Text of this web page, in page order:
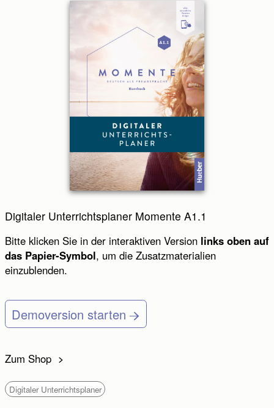
Digitaler Unterrichtsplaner Momente A1.1
Bitte klicken Sie in der interaktiven Version links oben auf
das Papier-Symbol, um die Zusatzmaterialien
einzublenden.
Demoversion starten
Zum Shop
Digitaler Unterrichtsplaner